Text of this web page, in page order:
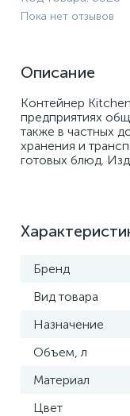
Пока нет отзывов
Описание
Контейнер
предприятиях
также в частных
хранения и
готовых блюд.
Бренд
Вид товара
Назначение
Объем, л
Материал
Цвет